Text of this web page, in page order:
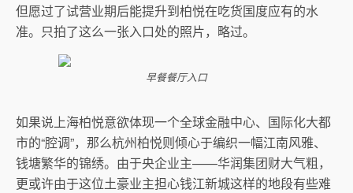
但愿过了试营业期后能提升到柏悦在吃货国度应有的水
准。只拍了这么一张入口处的照片，略过。
早餐餐厅入口
如果说上海柏悦意欲体现一个全球金融中心、国际化大都
市的“腔调”，那么杭州柏悦则倾心于编织一幅江南风雅、
钱塘繁华的锦绣。由于央企业主——华润集团财大气粗，
更或许由于这位土豪业主担心钱江新城这样的地段有些难